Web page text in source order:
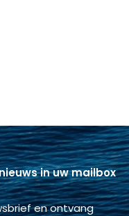
in uw mailbox
en ontvang